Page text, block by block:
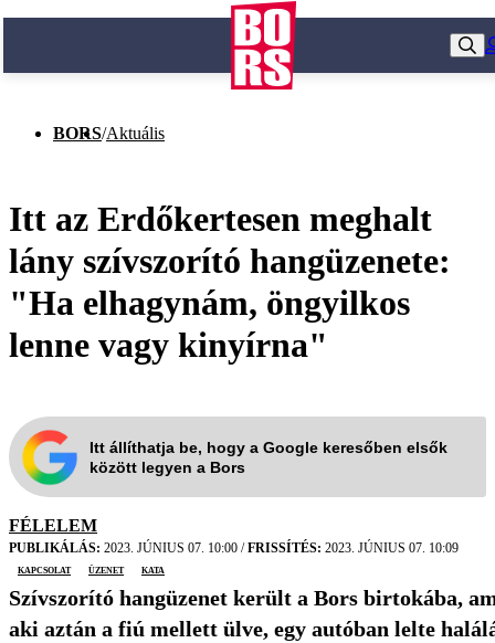
BORS/Aktuális
Itt az Erdőkertesen meghalt
lány szívszorító hangüzenete:
"Ha elhagynám, öngyilkos
lenne vagy kinyírna"
Itt állíthatja be, hogy a Google keresőben elsők
között legyen a Bors
FÉLELEM
PUBLIKÁLÁS: 2023. JÚNIUS 07. 10:00 /FRISSÍTÉS: 2023. JÚNIUS 07. 10:09
kapcsolat
üzenet Kata
Szívszorító hangüzenet került a Bors birtokába,
aki aztán a fiú mellett ülve, egy autóban lelte